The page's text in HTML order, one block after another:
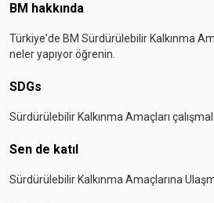
Footer menu
BM hakkında
Türkiye'de BM Sürdürülebilir Kalkınma
neler yapıyor öğrenin.
SDGs
Sürdürülebilir Kalkınma Amaçları
Sen de katıl
Sürdürülebilir Kalkınma Amaçlarına